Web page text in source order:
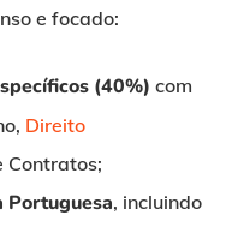
e focado:
(40%) com
Direito
Contratos;
Portuguesa, incluindo